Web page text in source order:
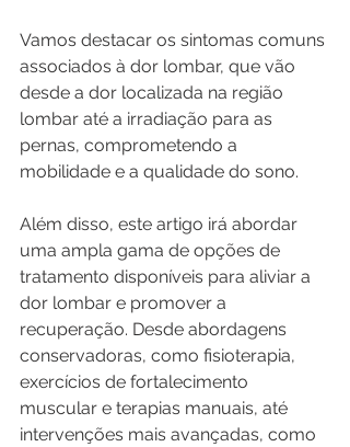
Vamos destacar os sintomas comuns
associados à dor lombar, que vão
desde a dor localizada na região
lombar até a irradiação para as
pernas, comprometendo a
mobilidade e a qualidade do sono.
Além disso, este artigo irá abordar
uma ampla gama de opções de
tratamento disponíveis para aliviar a
dor lombar e promover a
recuperação. Desde abordagens
conservadoras, como fisioterapia,
exercícios de fortalecimento
muscular e terapias manuais, até
intervenções mais avançadas, como